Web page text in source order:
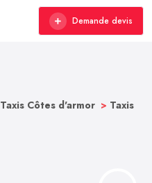
Demande devis
Taxis Côtes d'armor > Taxis